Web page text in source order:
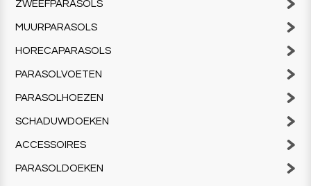
ZWEEFPARASOLS
MUURPARASOLS
HORECAPARASOLS
PARASOLVOETEN
PARASOLHOEZEN
SCHADUWDOEKEN
ACCESSOIRES
PARASOLDOEKEN